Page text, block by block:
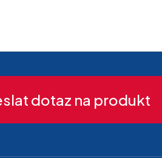
dotaz na produkt